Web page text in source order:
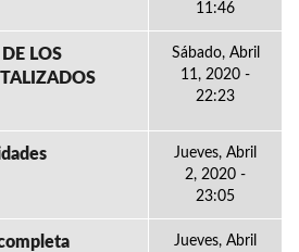
11:46
LOS
Sábado, Abril
11, 2020 -
22:23
Jueves, Abril
2, 2020 -
23:05
Jueves, Abril